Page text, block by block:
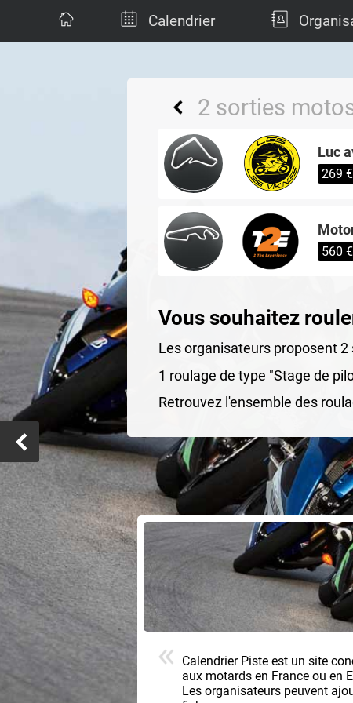
Calendrier
2 sorties
Luc
269 €
560 €
Vous souhaitez
Les organisateurs proposent
1 roulage de type "Stage de
Retrouvez l'ensemble des
Calendrier Piste est un site
aux motards en France ou en
Les organisateurs peuvent